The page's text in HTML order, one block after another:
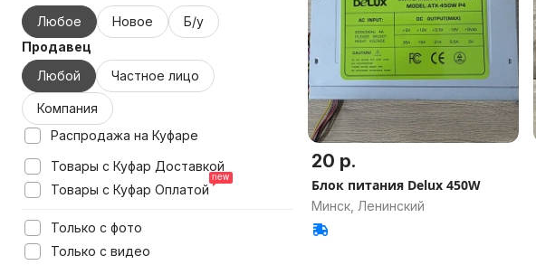
Любое
Новое
Б/у
Продавец
Любой
Частное лицо
Компания
Распродажа на Куфаре
Товары с Куфар Доставкой
Товары с Куфар Оплатой
Только с фото
Только с видео
20 р.
Блок питания Delux 450W
Минск, Ленинский